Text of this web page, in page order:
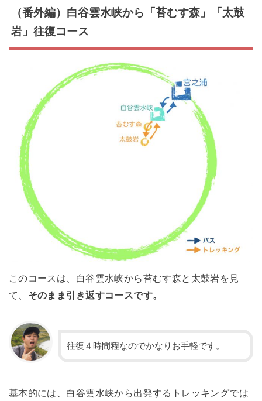
（番外編）白谷雲水峡から「苔むす森」「太鼓
岩」往復コース
このコースは、白谷雲水峡から苔むす森と太鼓岩を見
て、 そのまま引き返すコースです。
往復４時間程なのでかなりお手軽です。
基本的には、白谷雲水峡から出発するトレッキングでは